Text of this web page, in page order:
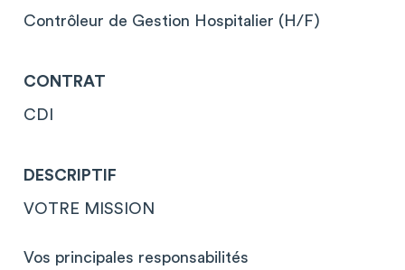
Contrôleur de Gestion Hospitalier (H/F)
CONTRAT
CDI
DESCRIPTIF
VOTRE MISSION
Vos principales responsabilités